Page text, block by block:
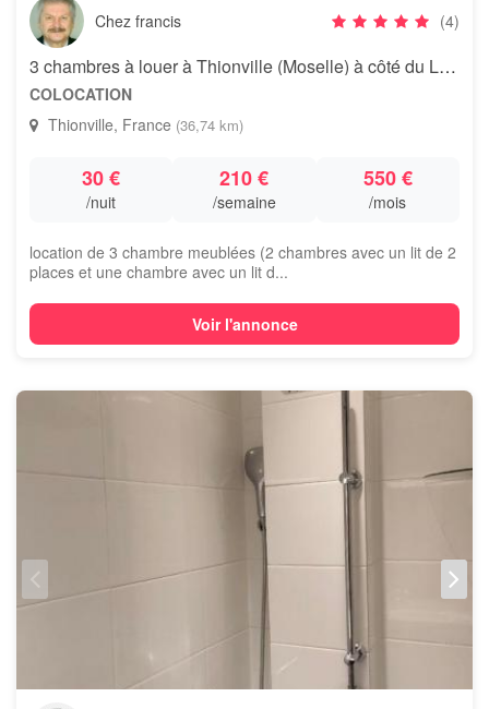
Chez francis (4)
3 chambres à louer à Thionville (Moselle) à côté du Luxembourg
COLOCATION
Thionville, France (36,74 km)
30 €
/nuit
210 €
/semaine
550 €
/mois
location de 3 chambre meublées (2 chambres avec un lit de 2
places et une chambre avec un lit d...
Voir l'annonce